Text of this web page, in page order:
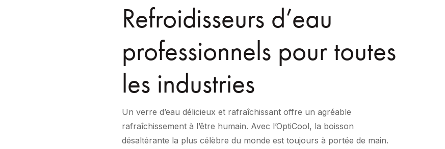
Refroidisseurs d’eau
professionnels pour toutes
les industries
Un verre d’eau délicieux et rafraîchissant offre un agréable
rafraîchissement à l’être humain. Avec l’OptiCool, la boisson
désaltérante la plus célèbre du monde est toujours à portée de main.